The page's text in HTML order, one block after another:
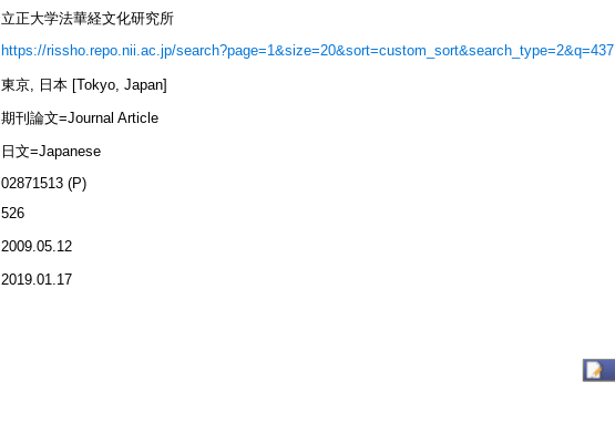
立正大学法華経文化研究所
https://rissho.repo.nii.ac.jp/search?page=1&size=20&sort=custom_sort&search_type=2&q=437
東京, 日本 [Tokyo, Japan]
期刊論文=Journal Article
日文=Japanese
02871513 (P)
526
2009.05.12
2019.01.17